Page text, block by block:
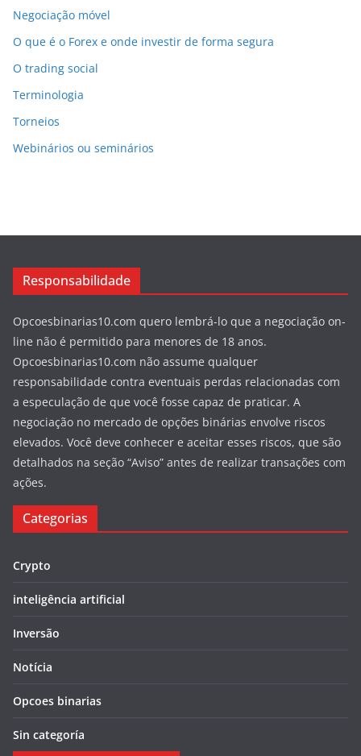
Negociação móvel
O que é o Forex e onde investir de forma segura
O trading social
Terminologia
Torneios
Webinários ou seminários
Responsabilidade
Opcoesbinarias10.com quero lembrá-lo que a negociação on-
line não é permitido para menores de 18 anos.
Opcoesbinarias10.com não assume qualquer
responsabilidade contra eventuais perdas relacionadas com
a especulação de que você fosse capaz de praticar. A
negociação no mercado de opções binárias envolve riscos
elevados. Você deve conhecer e aceitar esses riscos, que são
detalhados na seção “Aviso” antes de realizar transações com
ações.
Categorias
Crypto
inteligência artificial
Inversão
Notícia
Opcoes binarias
Sin categoría